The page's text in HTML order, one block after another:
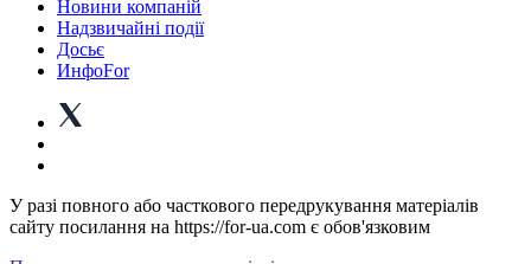
Новини компаній
Надзвичайні події
Досьє
ИнфоFor
У разі повного або часткового передрукування матеріалів
сайту посилання на https://for-ua.com є обов'язковим